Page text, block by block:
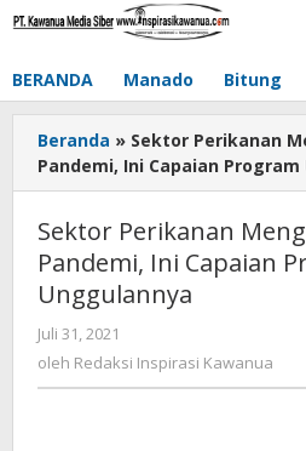
Lewati
BERANDA Manado Bitung
Beranda » Sektor Perikanan
Pandemi, Ini Capaian
Sektor Perikanan
Pandemi, Ini Capaian
Unggulannya
Juli 31, 2021
Redaksi
Inspirasi
oleh Redaksi Inspirasi Kawanua